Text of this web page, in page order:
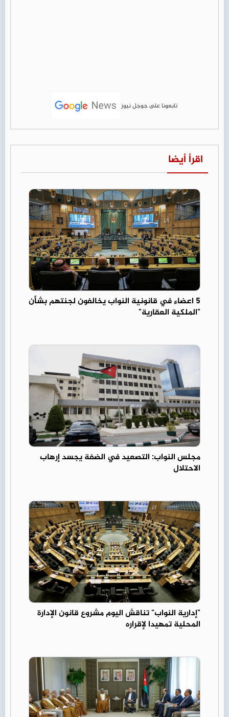
تابعونا على جوجل نيوز
اقرأ أيضا
5 اعضاء في قانونية النواب يخالفون لجنتهم بشأن
"الملكية العقارية"
مجلس النواب: التصعيد في الضفة يجسد إرهاب
الاحتلال
"إدارية النواب" تناقش اليوم مشروع قانون الإدارة
المحلية تمهيدا لإقراره